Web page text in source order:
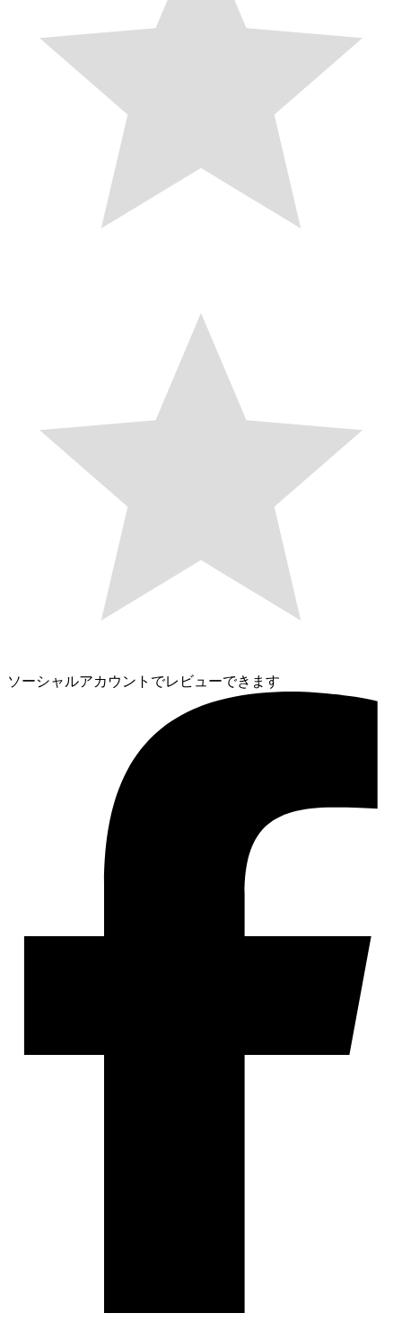
ソーシャルアカウントでレビューできます